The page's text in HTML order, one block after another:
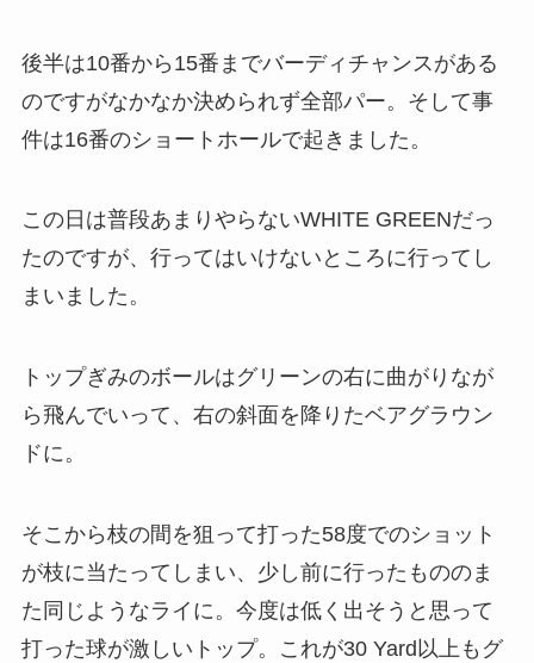
後半は10番から15番までバーディチャンスがある
のですがなかなか決められず全部パー。そして事
件は16番のショートホールで起きました。
この日は普段あまりやらないWHITE GREENだっ
たのですが、行ってはいけないところに行ってし
まいました。
トップぎみのボールはグリーンの右に曲がりなが
ら飛んでいって、右の斜面を降りたベアグラウン
ドに。
そこから枝の間を狙って打った58度でのショット
が枝に当たってしまい、少し前に行ったもののま
た同じようなライに。今度は低く出そうと思って
打った球が激しいトップ。これが30 Yard以上もグ